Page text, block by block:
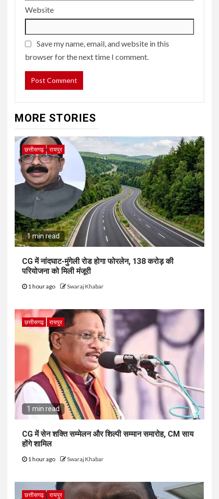
Website
Save my name, email, and website in this
browser for the next time I comment.
MORE STORIES
छत्तीसगढ़ रायपुर
1 min read
CG में नांदघाट-मुंगेली रोड होगा फोरलेन, 138 करोड़ की
परियोजना को मिली मंजूरी
1 hour ago Swaraj Khabar
छत्तीसगढ़ रायपुर
1 min read
CG में सेन शक्ति सम्मेलन और शिल्पी सम्मान समारोह, CM साय
होंगे शामिल
1 hour ago Swaraj Khabar
छत्तीसगढ़ रायपुर